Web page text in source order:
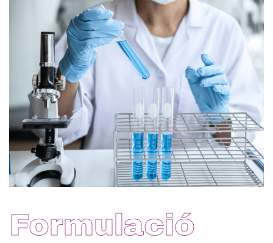
Formulació